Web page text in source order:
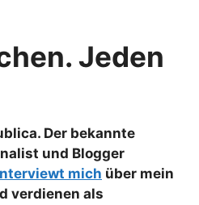
Jeden
Der bekannte
und Blogger
mich über mein
verdienen als